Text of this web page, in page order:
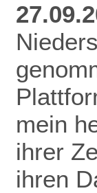
mein
ihrer
ihren